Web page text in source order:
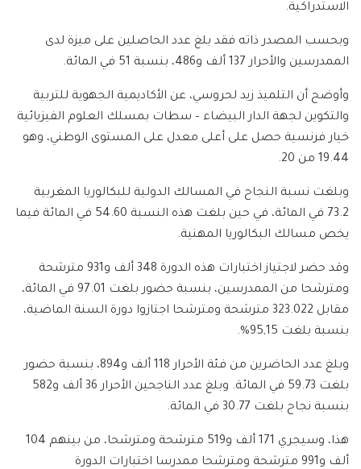
الاستدراكية.
وبحسب المصدر ذاته فقد بلغ عدد الحاصلين على ميزة لدى
الممدرسين والأحرار 137 ألف و486، بنسبة 51 في المائة.
وأوضح أن التلميذ زيد لحروسي، عن الأكاديمية الجهوية للتربية
والتكوين لجهة الدار البيضاء – سطات بمسلك العلوم الفيزيائية
خيار فرنسية حصل على أعلى معدل على المستوى الوطني، وهو
19.44 من 20.
وبلغت نسبة النجاح في المسالك الدولية للبكالوريا المغربية
73.2 في المائة، في حين بلغت هذه النسبة 54.60 في المائة فيما
يخص مسالك البكالوريا المهنية.
وقد حضر لاجتياز اختبارات هذه الدورة 348 ألف و931 مترشحة
ومترشحا من الممدرسين، بنسبة حضور بلغت 97.01 في المائة،
مقابل 323.022 مترشحة ومترشحا اجتازوا دورة السنة الماضية،
بنسبة بلغت 95,15%.
وبلغ عدد الحاضرين من فئة الأحرار 118 ألف و894، بنسبة حضور
بلغت 59.73 في المائة. وبلغ عدد الناجحين الأحرار 36 ألف و582
بنسبة نجاح بلغت 30.77 في المائة.
هذا، وسيجري 171 ألف و519 مترشحة ومترشحا، من بينهم 104
ألف و991 مترشحة ومترشحا ممدرسا اختبارات الدورة